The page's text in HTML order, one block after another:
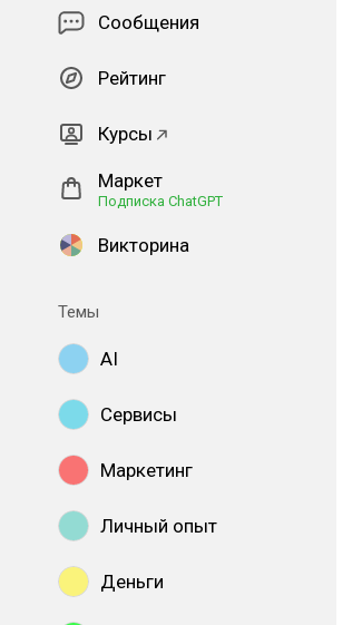
Сообщения
Рейтинг
Курсы
Маркет
Подписка ChatGPT
Викторина
Темы
AI
Сервисы
Маркетинг
Личный опыт
Деньги